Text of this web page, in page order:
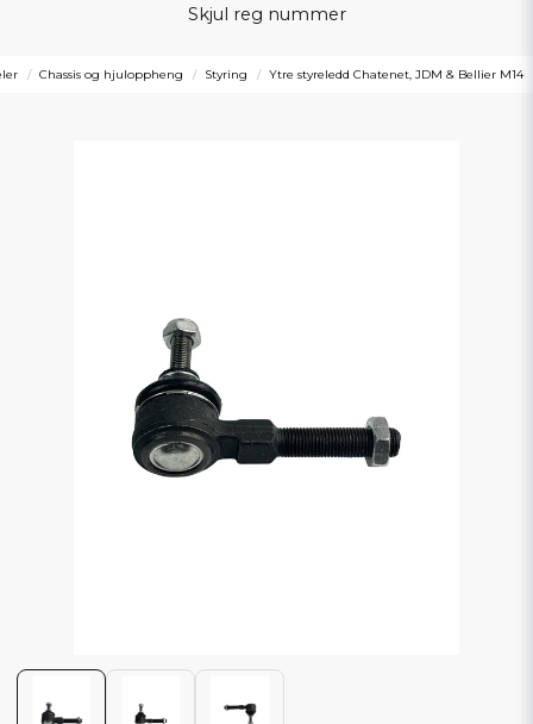
Skjul reg nummer
Chassis og hjuloppheng Styring Ytre styreledd Chatenet, JDM & Bellier M14